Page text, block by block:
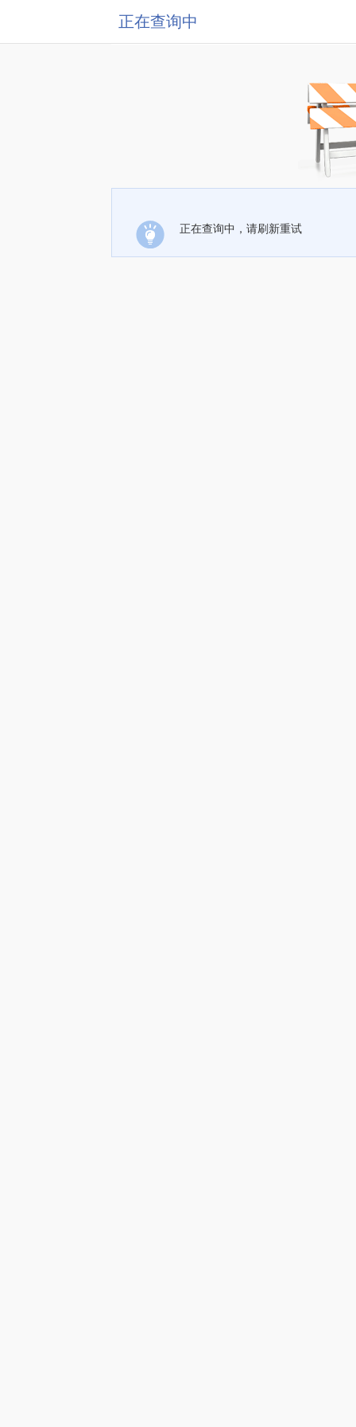
正在查询中
正在查询中，请刷新重试